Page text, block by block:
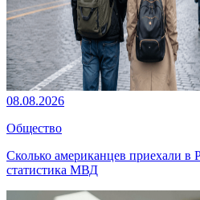
08.08.2026
Общество
Сколько американцев приехали
статистика МВД